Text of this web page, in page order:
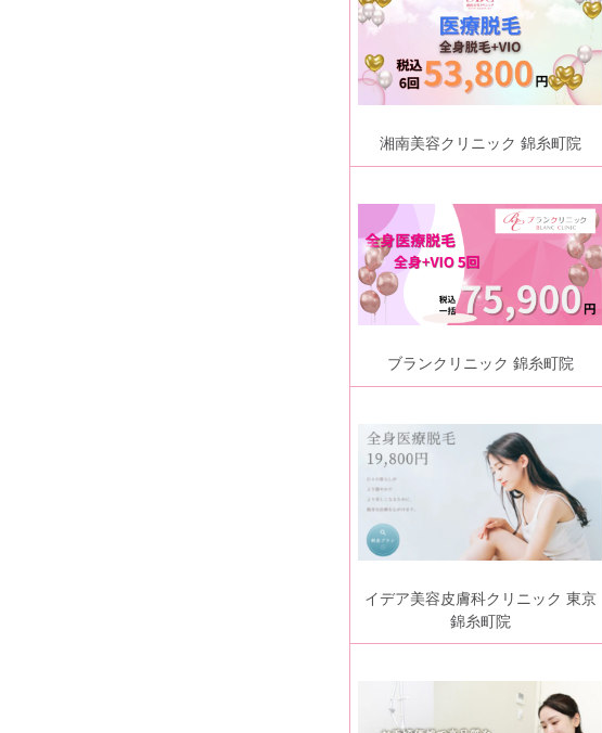
湘南美容クリニック 錦糸町院
ブランクリニック 錦糸町院
イデア美容皮膚科クリニック 東京
錦糸町院